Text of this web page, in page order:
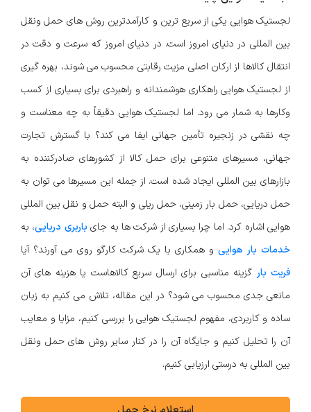
لجستیک هوایی یکی از سریع ترین و کارآمدترین روش های حمل ونقل
بین المللی در دنیای امروز است. در دنیای امروز که سرعت و دقت در
انتقال کالاها از ارکان اصلی مزیت رقابتی محسوب می شوند، بهره گیری
از لجستیک هوایی راهکاری هوشمندانه و راهبردی برای بسیاری از کسب
وکارها به شمار می رود. اما لجستیک هوایی دقیقاً به چه معناست و
چه نقشی در زنجیره تأمین جهانی ایفا می کند؟ با گسترش تجارت
جهانی، مسیرهای متنوعی برای حمل کالا از کشورهای صادرکننده به
بازارهای بین المللی ایجاد شده است. از جمله این مسیرها می توان به
حمل دریایی، حمل بار زمینی، حمل ریلی و البته حمل و نقل بین المللی
هوایی اشاره کرد. اما چرا بسیاری از شرکت ها به جای باربری دریایی، به
خدمات بار هوایی و همکاری با یک شرکت کارگو روی می آورند؟ آیا
فریت بار گزینه مناسبی برای ارسال سریع کالاهاست یا هزینه های آن
مانعی جدی محسوب می شود؟ در این مقاله، تلاش می کنیم به زبان
ساده و کاربردی، مفهوم لجستیک هوایی را بررسی کنیم، مزایا و معایب
آن را تحلیل کنیم و جایگاه آن را در کنار سایر روش های حمل ونقل
بین المللی به درستی ارزیابی کنیم.